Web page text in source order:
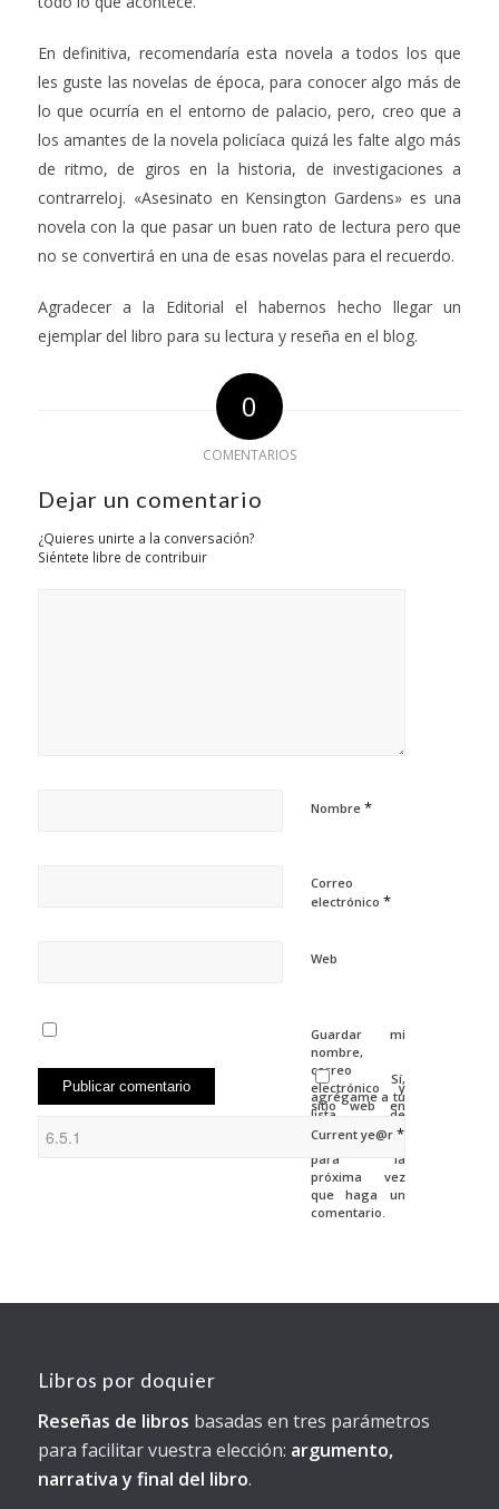
En definitiva, recomendaría esta novela a todos los que
les guste las novelas de época, para conocer algo más de
lo que ocurría en el entorno de palacio, pero, creo que a
los amantes de la novela policíaca quizá les falte algo más
de ritmo, de giros en la historia, de investigaciones a
contrarreloj. «Asesinato en Kensington Gardens» es una
novela con la que pasar un buen rato de lectura pero que
no se convertirá en una de esas novelas para el recuerdo.
Agradecer a la Editorial el habernos hecho llegar un
ejemplar del libro para su lectura y reseña en el blog.
0
COMENTARIOS
Dejar un comentario
¿Quieres unirte a la conversación?
Siéntete libre de contribuir
Nombre *
Correo
electrónico *
Web
Guardar mi
nombre,
correo
electrónico y
sitio web en
navegador
para la
próxima vez
que haga un
comentario.
Sí,
agrégame a tu
lista de
correos.
Current ye@r *
Libros por doquier
Reseñas de libros basadas en tres parámetros
para facilitar vuestra elección: argumento,
narrativa y final del libro.